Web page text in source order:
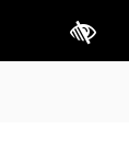
Outils